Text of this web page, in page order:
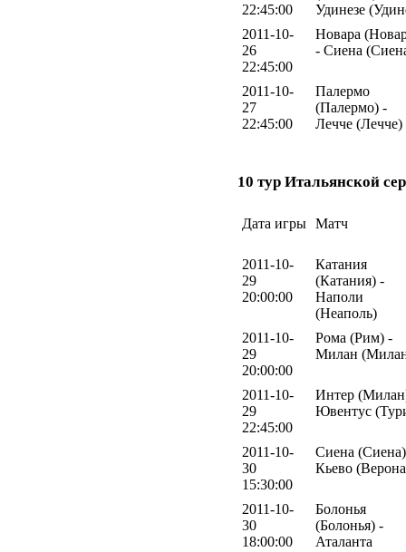
22:45:00
Удинезе
2011-10-
26
22:45:00
Новара
- Сиена
2011-10-
27
22:45:00
Палермо
(Палермо) -
Лечче (Лечче)
10 тур Итальянской
Дата игры Матч
2011-10-
29
20:00:00
Катания
(Катания) -
Наполи
(Неаполь)
2011-10-
29
20:00:00
Рома (Рим) -
Милан
2011-10-
29
22:45:00
Интер
Ювентус
2011-10-
30
15:30:00
Сиена
Кьево
2011-10-
30
18:00:00
Болонья
(Болонья) -
Аталанта